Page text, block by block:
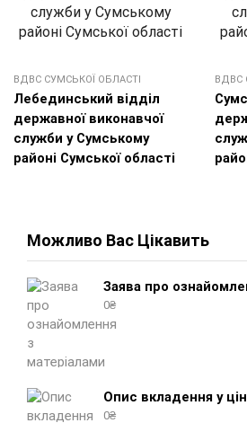
ВДВС СУМСЬКОЇ ОБЛАСТІ
Лебединський відділ
державної виконавчої
служби у Сумському
районі Сумської області
ВДВС
Можливо Вас Цікавить
0₴
0₴